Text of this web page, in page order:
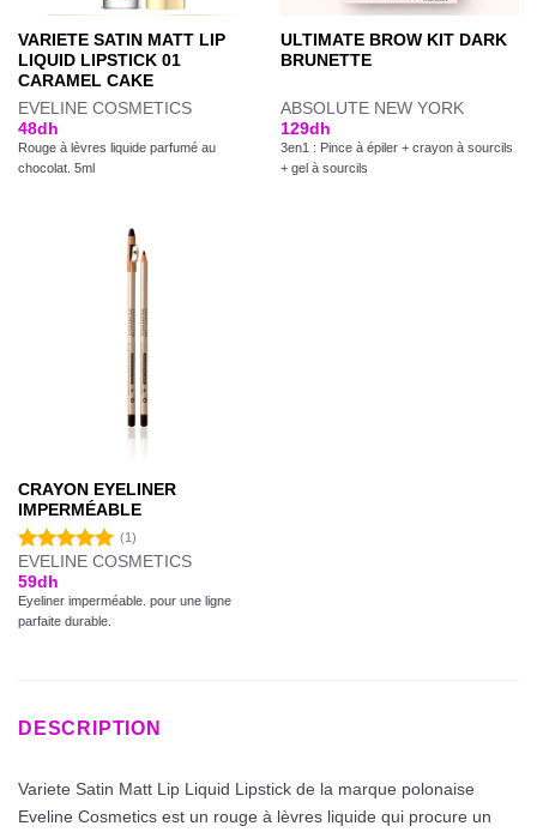
VARIETE SATIN MATT LIP
LIQUID LIPSTICK 01
CARAMEL CAKE
EVELINE COSMETICS
48dh
Rouge à lèvres liquide parfumé au
chocolat. 5ml
ULTIMATE BROW KIT DARK
BRUNETTE
ABSOLUTE NEW YORK
129dh
3en1 : Pince à épiler + crayon à sourcils
+ gel à sourcils
CRAYON EYELINER
IMPERMÉABLE
Note5.00
sur 5
(1)
EVELINE COSMETICS
59dh
Eyeliner imperméable. pour une ligne
parfaite durable.
DESCRIPTION
Variete Satin Matt Lip Liquid Lipstick de la marque polonaise
Eveline Cosmetics est un rouge à lèvres liquide qui procure un